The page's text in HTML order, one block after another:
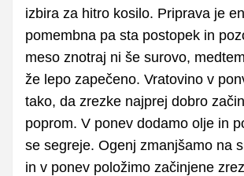
izbira za hitro kosilo. Priprava je
pomembna pa sta postopek in
meso znotraj ni še surovo,
že lepo zapečeno. Vratovino v
tako, da zrezke najprej dobro
poprom. V ponev dodamo olje in
se segreje. Ogenj zmanjšamo na
in v ponev položimo začinjene